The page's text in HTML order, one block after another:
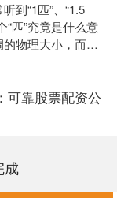
到“1匹”、“1.5
“匹”究竟是什么意
物理大小，而是
个传统单位。简
可靠股票配资公
成